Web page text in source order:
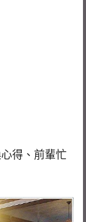
得、前輩忙